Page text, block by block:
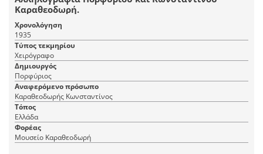
Καραθεοδωρή.
Χρονολόγηση
1935
Τύπος τεκμηρίου
Χειρόγραφο
Δημιουργός
Πορφύριος
Αναφερόμενο πρόσωπο
Καραθεοδωρής Κωνσταντίνος
Τόπος
Ελλάδα
Φορέας
Μουσείο Καραθεοδωρή